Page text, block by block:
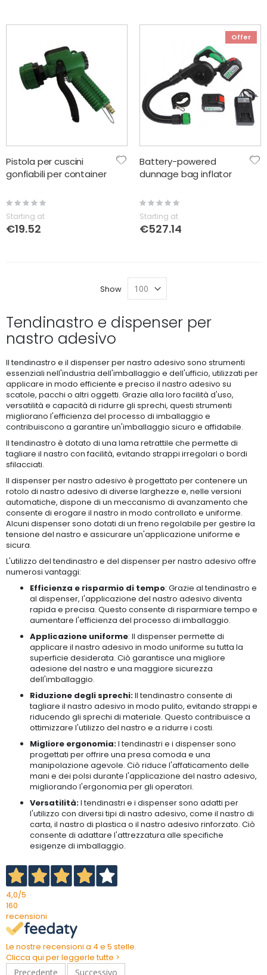
Pistola per cuscini
gonfiabili per container
Rating:
Starting at
€19.52
Offer
Battery-powered
dunnage bag inflator
Rating:
Starting at
€527.14
Show
Tendinastro e dispenser per
nastro adesivo
Il tendinastro e il dispenser per nastro adesivo sono strumenti
essenziali nell'industria dell'imballaggio e dell'ufficio, utilizzati per
applicare in modo efficiente e preciso il nastro adesivo su
scatole, pacchi o altri oggetti. Grazie alla loro facilità d'uso,
versatilità e capacità di ridurre gli sprechi, questi strumenti
migliorano l'efficienza del processo di imballaggio e
contribuiscono a garantire un'imballaggio sicuro e affidabile.
Il tendinastro è dotato di una lama retrattile che permette di
tagliare il nastro con facilità, evitando strappi irregolari o bordi
sfilacciati.
Il dispenser per nastro adesivo è progettato per contenere un
rotolo di nastro adesivo di diverse larghezze e, nelle versioni
automatiche, dispone di un meccanismo di avanzamento che
consente di erogare il nastro in modo controllato e uniforme.
Alcuni dispenser sono dotati di un freno regolabile per gestire la
tensione del nastro e assicurare un'applicazione uniforme e
sicura.
L'utilizzo del tendinastro e del dispenser per nastro adesivo offre
numerosi vantaggi:
Efficienza e risparmio di tempo: Grazie al tendinastro e
al dispenser, l'applicazione del nastro adesivo diventa
rapida e precisa. Questo consente di risparmiare tempo e
aumentare l'efficienza del processo di imballaggio.
Applicazione uniforme: Il dispenser permette di
applicare il nastro adesivo in modo uniforme su tutta la
superficie desiderata. Ciò garantisce una migliore
adesione del nastro e una maggiore sicurezza
dell'imballaggio.
Riduzione degli sprechi:Il tendinastro consente di
tagliare il nastro adesivo in modo pulito, evitando strappi e
riducendo gli sprechi di materiale. Questo contribuisce a
ottimizzare l'utilizzo del nastro e a ridurre i costi.
Migliore ergonomia:I tendinastri e i dispenser sono
progettati per offrire una presa comoda e una
manipolazione agevole. Ciò riduce l'affaticamento delle
mani e dei polsi durante l'applicazione del nastro adesivo,
migliorando l'ergonomia per gli operatori.
Versatilità:I tendinastri e i dispenser sono adatti per
l'utilizzo con diversi tipi di nastro adesivo, come il nastro di
carta, il nastro di plastica o il nastro adesivo rinforzato. Ciò
consente di adattare l'attrezzatura alle specifiche
esigenze di imballaggio.
4,0/5
160
recensioni
Le nostre recensioni a 4 e 5 stelle.
Clicca qui per leggerle tutte >
Precedente
Successivo